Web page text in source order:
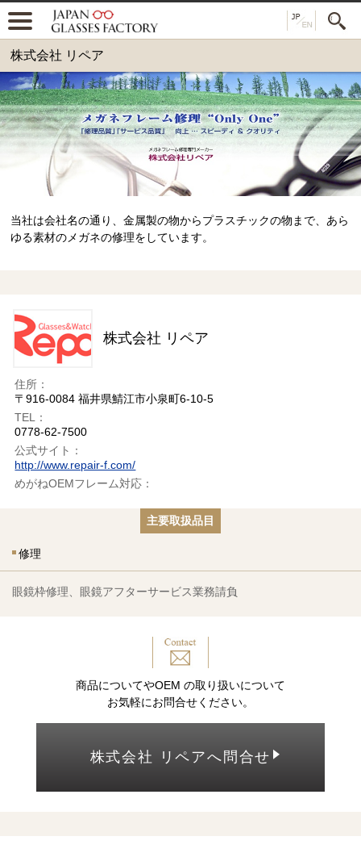
株式会社 リペア
当社は会社名の通り、金属製の物からプラスチックの物まで、あら
ゆる素材のメガネの修理をしています。
株式会社 リペア
住所：
〒916-0084 福井県鯖江市小泉町6-10-5
TEL：
0778-62-7500
公式サイト：
http://www.repair-f.com/
めがねOEMフレーム対応：
主要取扱品目
修理
眼鏡枠修理、眼鏡アフターサービス業務請負
商品についてやOEM の取り扱いについて
お気軽にお問合せください。
株式会社 リペアへ問合せ